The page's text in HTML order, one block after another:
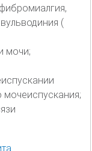
(
мочи;
мочеиспускания;